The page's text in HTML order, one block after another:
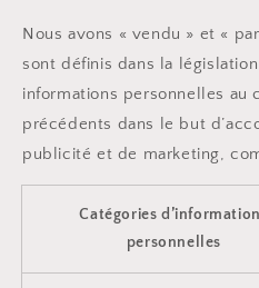
Nous avons « vendu » et «
sont définis dans la
informations personnelles au
précédents dans le but
publicité et de marketing,
Catégories
personnelles